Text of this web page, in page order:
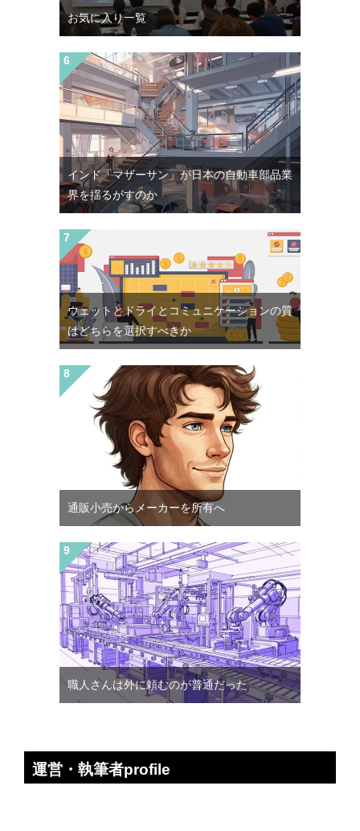
お気に入り一覧
インド「マザーサン」が日本の自動車部品業
界を揺るがすのか
ウェットとドライとコミュニケーションの質
はどちらを選択すべきか
通販小売からメーカーを所有へ
職人さんは外に頼むのが普通だった
運営・執筆者profile